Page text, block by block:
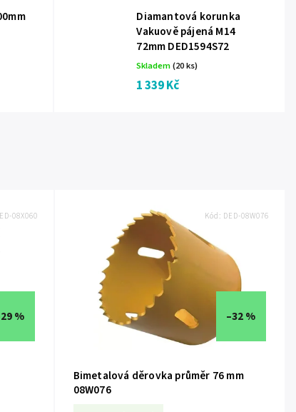
Diamantová korunka
Vakuově pájená M14
72mm DED1594S72
Skladem(20 ks)
1 339 Kč
%
08X060
–32 %
Bimetalová děrovka průměr 76 mm
08W076
Kód: DED-08W076